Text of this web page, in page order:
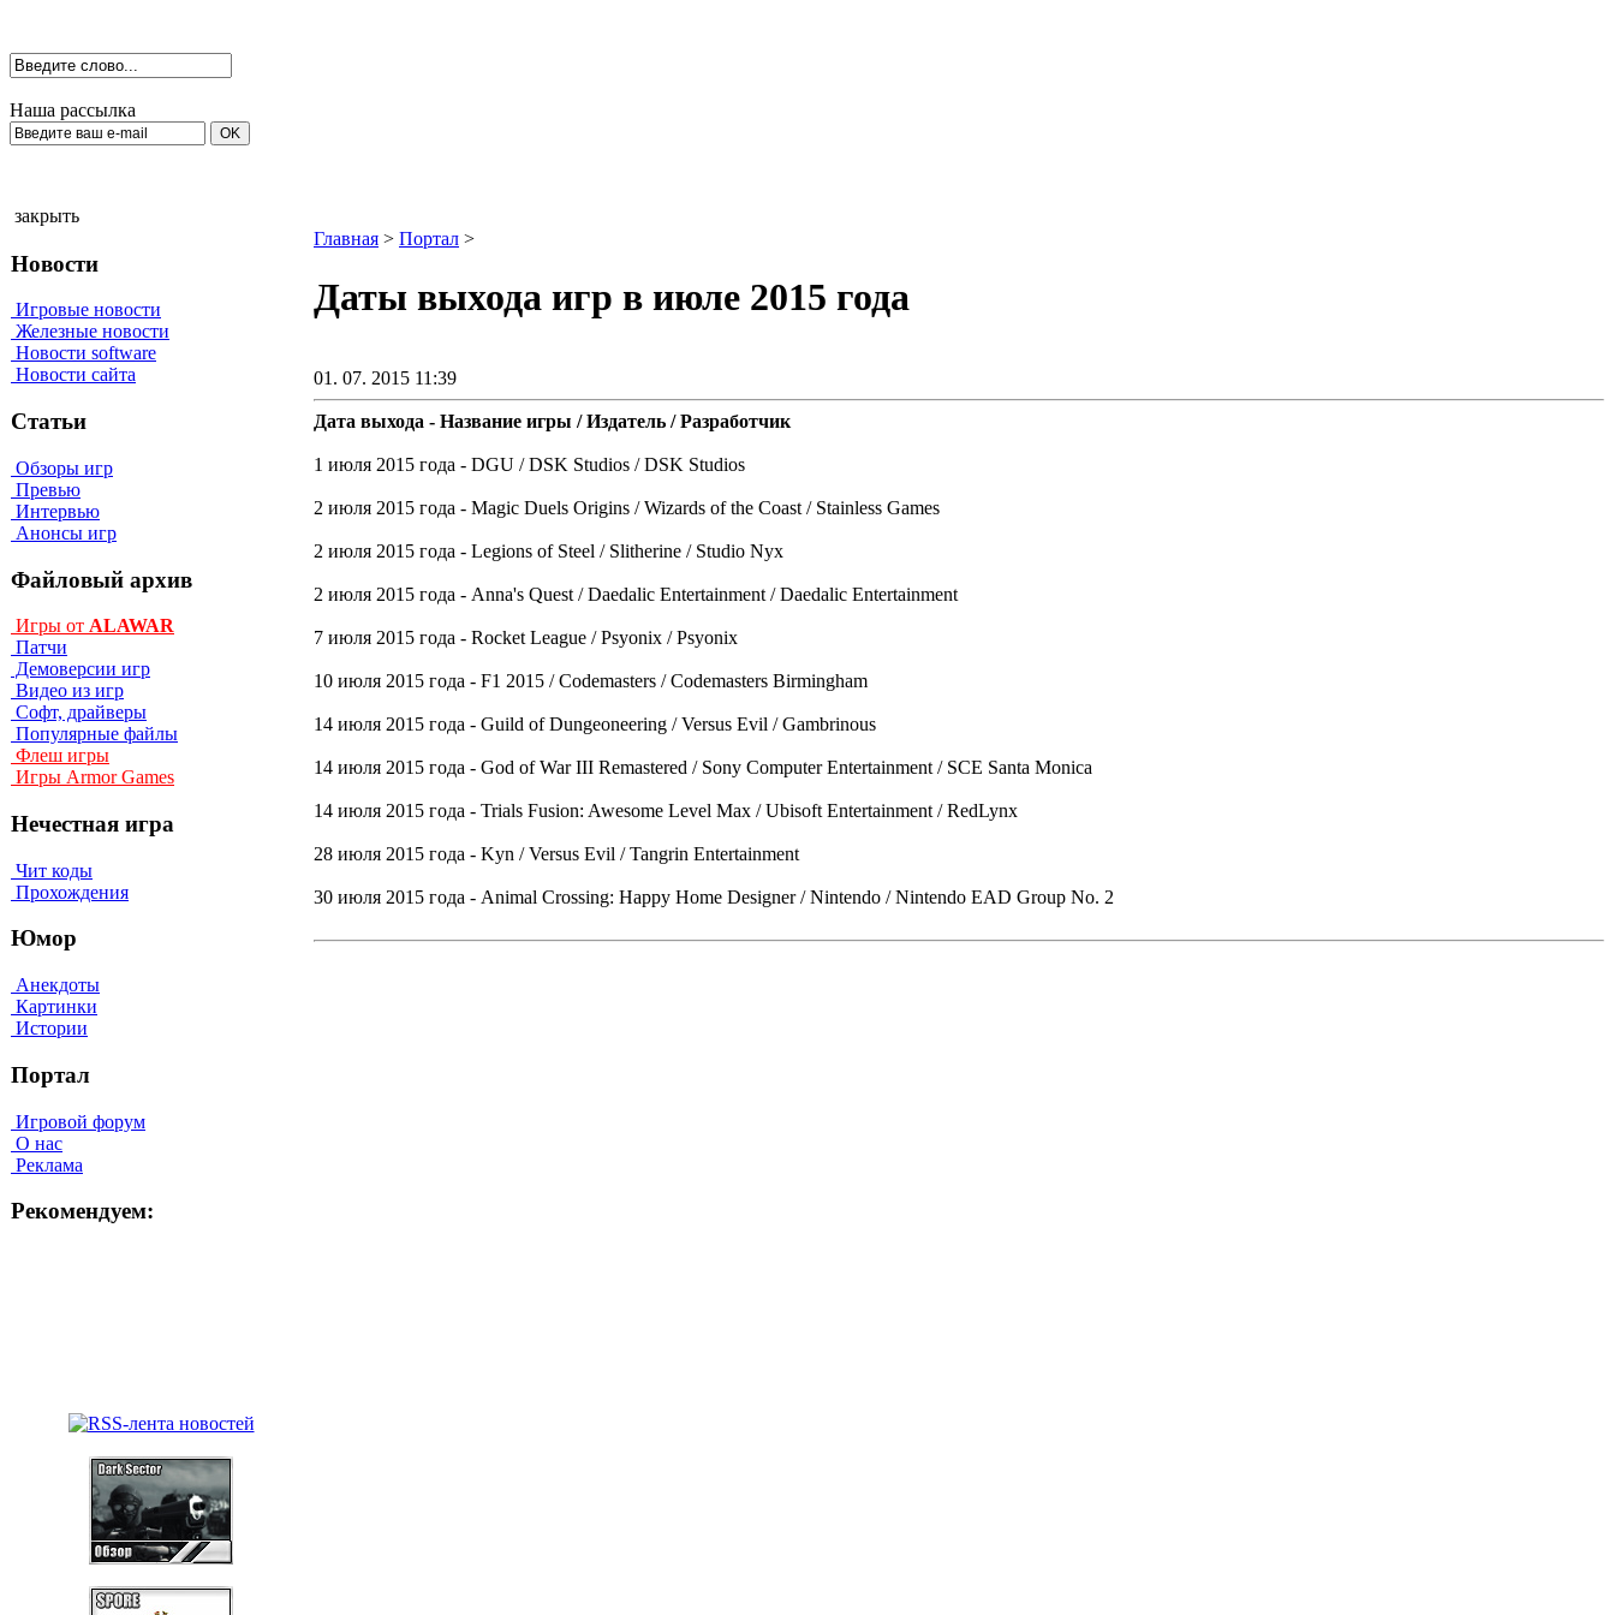
Наша рассылка
закрыть
Новости
Игровые новости
Железные новости
Новости software
Новости сайта
Статьи
Обзоры игр
Превью
Интервью
Анонсы игр
Файловый архив
Игры от ALAWAR
Патчи
Демоверсии игр
Видео из игр
Софт, драйверы
Популярные файлы
Флеш игры
Игры Armor Games
Нечестная игра
Чит коды
Прохождения
Юмор
Анекдоты
Картинки
Истории
Портал
Игровой форум
О нас
Реклама
Рекомендуем:
Главная > Портал >
Даты выхода игр в июле 2015 года
01. 07. 2015 11:39
Дата выхода - Название игры / Издатель / Разработчик
1 июля 2015 года - DGU / DSK Studios / DSK Studios
2 июля 2015 года - Magic Duels Origins / Wizards of the Coast / Stainless Games
2 июля 2015 года - Legions of Steel / Slitherine / Studio Nyx
2 июля 2015 года - Anna's Quest / Daedalic Entertainment / Daedalic Entertainment
7 июля 2015 года - Rocket League / Psyonix / Psyonix
10 июля 2015 года - F1 2015 / Codemasters / Codemasters Birmingham
14 июля 2015 года - Guild of Dungeoneering / Versus Evil / Gambrinous
14 июля 2015 года - God of War III Remastered / Sony Computer Entertainment / SCE Santa Monica
14 июля 2015 года - Trials Fusion: Awesome Level Max / Ubisoft Entertainment / RedLynx
28 июля 2015 года - Kyn / Versus Evil / Tangrin Entertainment
30 июля 2015 года - Animal Crossing: Happy Home Designer / Nintendo / Nintendo EAD Group No. 2